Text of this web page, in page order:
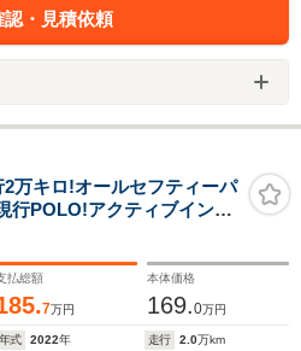
認・見積依頼
キロ!オールセフティーパ
行POLO!アクティブインフ
新ディスプロナビシステム
払総額
7万円
本体価格
169.0万円
年式 2022年 走行 2.0万km